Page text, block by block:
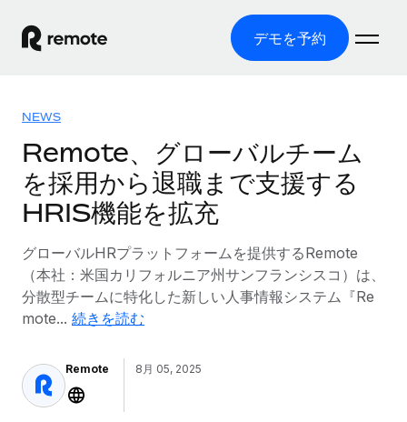
デモを予約
グローバル雇用
グローバル給与処理
Employer of Record（EOR）
グローバル展開をコストをかけずに実現
世界中の契約社員と法令を遵守して契約
契約社員管理
世界中の契約社員をオンボーディングし、管理
ソリューション
各国の制度に対応
国別ガイド
/国別のグローバル雇用支援を検索する
米国州エクスプローラー
Remoteを他社と比較
他社と比較した、当社の強みを確認する
リソース
ツールと計算ツール
誤分類リスク判定ツール
国別に従業員の誤分類リスクを確認する
従業員コスト計算ツール
各国の総従業員コストを計算する
価格
English
NEWS
Remote、グローバルチーム
を採用から退職まで支援する
HRIS機能を拡充
グローバルHRプラットフォームを提供するRemote
（本社：米国カリフォルニア州サンフランシスコ）は、
分散型チームに特化した新しい人事情報システム『Re
mote... 続きを読む
Remote 8月 05, 2025